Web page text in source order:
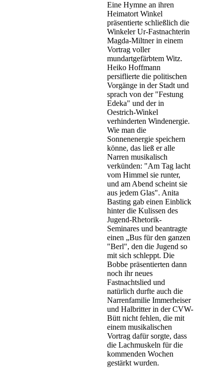
Eine Hymne an ihren
Heimatort Winkel
präsentierte schließlich die
Winkeler Ur-Fastnachterin
Magda-Miltner in einem
Vortrag voller
mundartgefärbtem Witz.
Heiko Hoffmann
persiflierte die politischen
Vorgänge in der Stadt und
sprach von der "Festung
Edeka" und der in
Oestrich-Winkel
verhinderten Windenergie.
Wie man die
Sonnenenergie speichern
könne, das ließ er alle
Narren musikalisch
verkünden: "Am Tag lacht
vom Himmel sie runter,
und am Abend scheint sie
aus jedem Glas". Anita
Basting gab einen Einblick
hinter die Kulissen des
Jugend-Rhetorik-
Seminares und beantragte
einen „Bus für den ganzen
"Berl", den die Jugend so
mit sich schleppt. Die
Bobbe präsentierten dann
noch ihr neues
Fastnachtslied und
natürlich durfte auch die
Narrenfamilie Immerheiser
und Halbritter in der CVW-
Bütt nicht fehlen, die mit
einem musikalischen
Vortrag dafür sorgte, dass
die Lachmuskeln für die
kommenden Wochen
gestärkt wurden.